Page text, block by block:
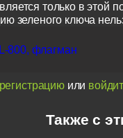
только в этой
зеленого ключа
800, флагман
регистрациюили
Также с